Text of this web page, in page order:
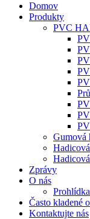
Domov
Produkty
PVC
Gumová
Zprávy
O nás
Často kladené
Kontaktujte nás